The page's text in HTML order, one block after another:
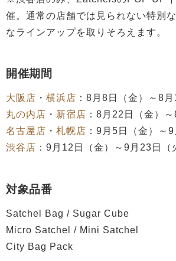
催。通常の店舗では見られない特別
なラインアップを取りそろえます。
開催期間
大阪店 ・ 横浜店 ：8月8日（金）～8月
丸の内店 ・ 新宿店 ：8月22日（金）
名古屋店 ・ 札幌店 ：9月5日（金）～9
渋谷店 ：9月12日（金）～9月23日（
対象品番
Satchel Bag / Sugar Cube
Micro Satchel / Mini Satchel
City Bag Pack